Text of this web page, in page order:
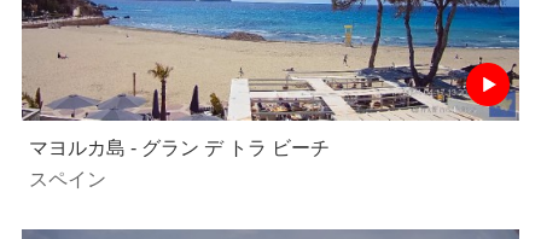
マヨルカ島 - グラン デ トラ ビーチ
スペイン